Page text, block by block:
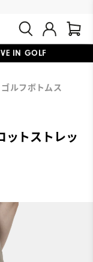
IN GOLF
ルフボトムス
トストレッ